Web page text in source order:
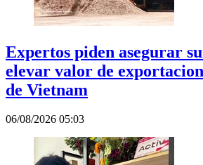
Expertos piden asegurar
elevar valor de
de Vietnam
06/08/2026 05:03